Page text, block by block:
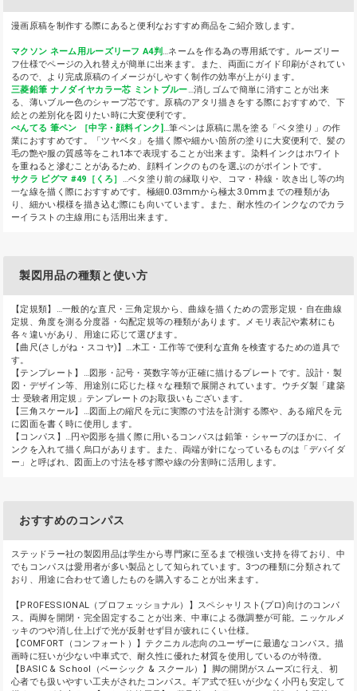
漫画原稿を制作する際にあると便利なおすすめ商品をご紹介致します。
マクソン ネーム用ルーズリーフ A4判 …ネームを作る為の専用紙です。ルーズリー
フ仕様でページの入れ替えが簡単に出来ます。また、両面にガイド印刷がされてい
るので、より完成原稿のイメージがしやすく制作の効率が上がります。
三菱鉛筆 ナノダイヤカラー芯 ミントブルー…消しゴムで簡単に消すことが出来
る、薄いブルー色のシャープ芯です。原稿のアタリ描きをする際におすすめで、下
絵との差別化を図りたい時に大変便利です。
ぺんてる 筆ペン ［中字・顔料インク] …筆ペンは原稿に黒を塗る「ベタ塗り」の作
業におすすめです。「ツヤベタ」を描く際や細かい箇所の塗りに大変便利で、髪の
毛の艶や服の質感等をこれ1本で表現することが出来ます。染料インクはホワイト
を重ねると滲むことがあるため、顔料インクのものを選ぶのがポイントです。
サクラ ピグマ #49［くろ］ …ベタ塗り前の縁取りや、コマ・枠線・吹き出し等の均
一な線を描く際におすすめです。極細0.03mmから極太3.0mmまでの種類があ
り、細かい模様を描き込む際にも向いています。また、耐水性のインクなのでカラ
ーイラストの主線用にも活用出来ます。
製図用品の種類と使い方
【定規類】…一般的な直尺・三角定規から、曲線を描くための雲形定規・自在曲線
定規、角度を測る分度器・勾配定規等の種類があります。メモリ表記や素材にも
各々違いがあり、用途に応じて選びます。
【曲尺(さしがね・スコヤ)】…木工・工作等で便利な直角を検査するための道具で
す。
【テンプレート】…図形・記号・英数字等が正確に描けるプレートです。設計・製
図・デザイン等、用途別に応じた様々な種類で展開されています。ウチダ製「建築
士 受験者用定規」テンプレートのお取扱いもございます。
【三角スケール】…図面上の縮尺を元に実際の寸法を計測する際や、ある縮尺を元
に図面を書く時に使用します。
【コンパス】…円や図形を描く際に用いるコンパスは鉛筆・シャープのほかに、イ
ンクを入れて描く烏口があります。また、両端が針になっているものは「デバイダ
ー」と呼ばれ、図面上の寸法を移す際や線の分割時に活用します。
おすすめのコンパス
ステッドラー社の製図用品は学生から専門家に至るまで根強い支持を得ており、中
でもコンパスは愛用者が多い製品として知られています。3つの種類に分類されて
おり、用途に合わせて適したものを購入することが出来ます。
【PROFESSIONAL（プロフェッショナル）】スペシャリスト(プロ)向けのコンパ
ス。両脚を開閉・完全固定することが出来、中車による微調整が可能。ニッケルメ
ッキのつや消し仕上げで光が反射せず目が疲れにくい仕様。
【COMFORT（コンフォート）】テクニカル志向のユーザーに最適なコンパス。描
画時に狂いが少ない中車式で、耐久性に優れた材質を使用しているのが特徴。
【BASIC & School（ベーシック & スクール）】脚の開閉がスムーズに行え、初
心者でも扱いやすい工夫がされたコンパス。ギア式で狂いが少なく小円も安定して